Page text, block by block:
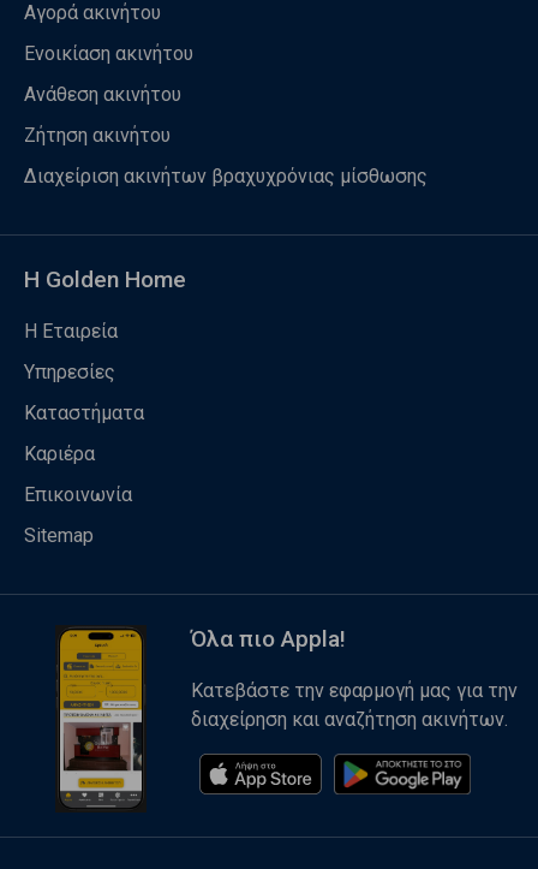
Αγορά ακινήτου
Ενοικίαση ακινήτου
Ανάθεση ακινήτου
Ζήτηση ακινήτου
Διαχείριση ακινήτων βραχυχρόνιας μίσθωσης
Η Golden Home
Η Εταιρεία
Υπηρεσίες
Καταστήματα
Καριέρα
Επικοινωνία
Sitemap
Όλα πιο Appla!
Κατεβάστε την εφαρμογή μας για την
διαχείρηση και αναζήτηση ακινήτων.